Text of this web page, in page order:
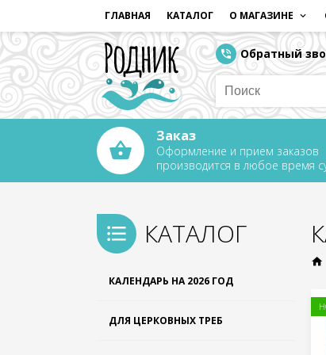
ГЛАВНАЯ КАТАЛОГ О МАГАЗИНЕ
Обратный
Заказ
Оформление и прием заказов
производится в любое время
КАТАЛОГ
КАЛЕНДАРЬ НА 2026 ГОД
ДЛЯ ЦЕРКОВНЫХ ТРЕБ